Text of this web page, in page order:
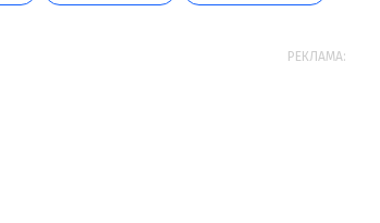
РЕКЛАМА: